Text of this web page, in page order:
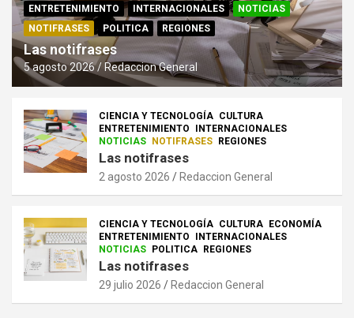
ENTRETENIMIENTO
INTERNACIONALES
NOTICIAS
NOTIFRASES
POLITICA REGIONES
Las notifrases
5 agosto 2026 Redaccion General
CIENCIA Y TECNOLOGÍA CULTURA
ENTRETENIMIENTO
INTERNACIONALES
NOTICIAS
NOTIFRASES REGIONES
Las notifrases
2 agosto 2026 Redaccion General
CIENCIA Y TECNOLOGÍA CULTURA
ECONOMÍA
ENTRETENIMIENTO
INTERNACIONALES
NOTICIAS
POLITICA REGIONES
Las notifrases
29 julio 2026 Redaccion General